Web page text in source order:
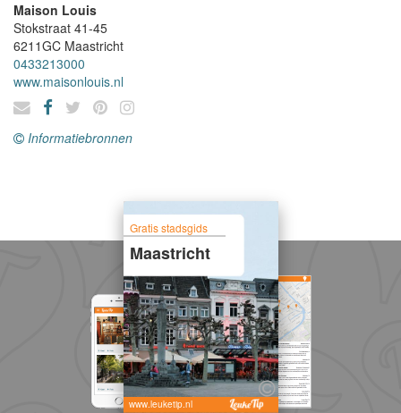
Maison Louis
Stokstraat 41-45
6211GC Maastricht
0433213000
www.maisonlouis.nl
Informatiebronnen
Gratis stadsgids
Maastricht
www.leuketip.nl